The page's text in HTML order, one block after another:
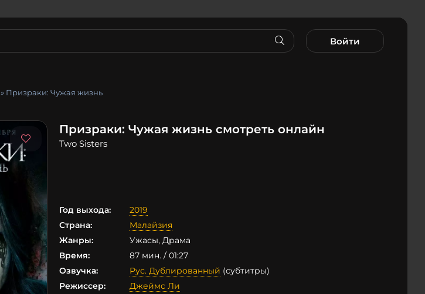
Войти
» Призраки: Чужая жизнь
Призраки: Чужая жизнь смотреть онлайн
Two Sisters
Год выхода:
2019
Страна:
Малайзия
Жанры:
Ужасы, Драма
Время:
87 мин. / 01:27
Озвучка:
Рус. Дублированный (субтитры)
Режиссер:
Джеймс Ли